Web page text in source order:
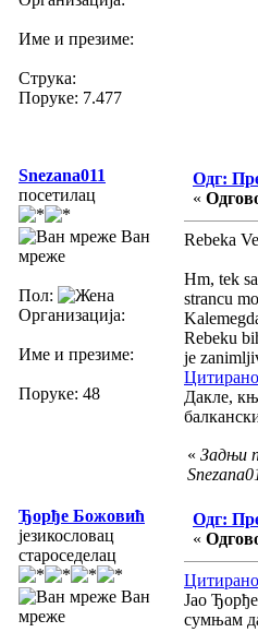
Име и презиме:
Струка:
Поруке: 7.477
Snezana011
посетилац
Ван
мреже
Пол:
Организација:
Име и презиме:
Поруке: 48
Одг:
«
Rebeka
Hm, tek
strancu
Rebeku
je
Дакле,
« Задњи
Ђорђе Божовић
језикословац
староседелац
Ван
мреже
Одг:
«
Јао
сумњам